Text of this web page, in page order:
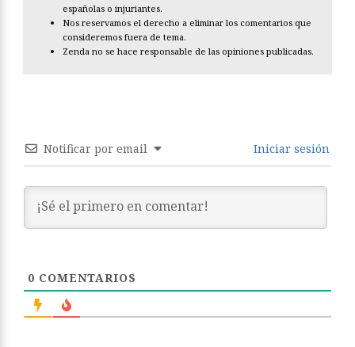
españolas o injuriantes.
Nos reservamos el derecho a eliminar los comentarios que
consideremos fuera de tema.
Zenda no se hace responsable de las opiniones publicadas.
Notificar por email Iniciar sesión
0 COMENTARIOS